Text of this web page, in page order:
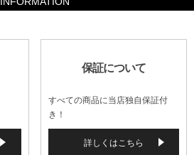
保証について
すべての商品に当店独自保証付
き！
詳しくはこちら